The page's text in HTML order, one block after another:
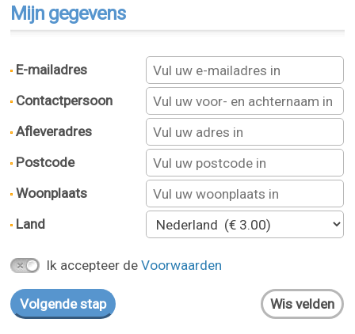
Mijn gegevens
E-mailadres
Contactpersoon
Afleveradres
Postcode
Woonplaats
Land
Ik accepteer deVoorwaarden